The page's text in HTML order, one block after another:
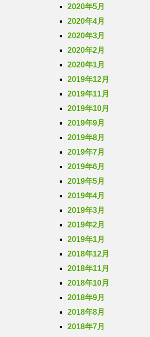
2020年5月
2020年4月
2020年3月
2020年2月
2020年1月
2019年12月
2019年11月
2019年10月
2019年9月
2019年8月
2019年7月
2019年6月
2019年5月
2019年4月
2019年3月
2019年2月
2019年1月
2018年12月
2018年11月
2018年10月
2018年9月
2018年8月
2018年7月